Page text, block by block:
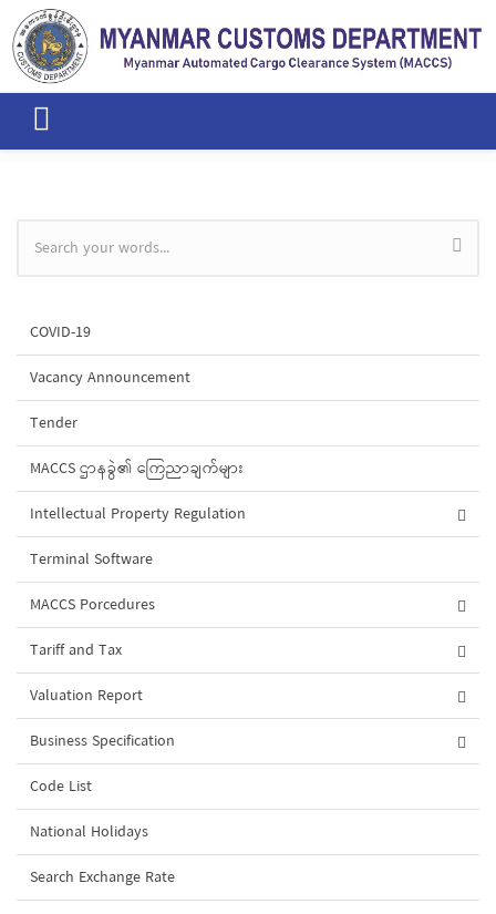
Skip to main content
Search form
COVID-19
Vacancy Announcement
Tender
MACCS ဌာနခွဲ၏ ကြေညာချက်များ
Intellectual Property Regulation
Terminal Software
MACCS Porcedures
Tariff and Tax
Valuation Report
Business Specification
Code List
National Holidays
Search Exchange Rate